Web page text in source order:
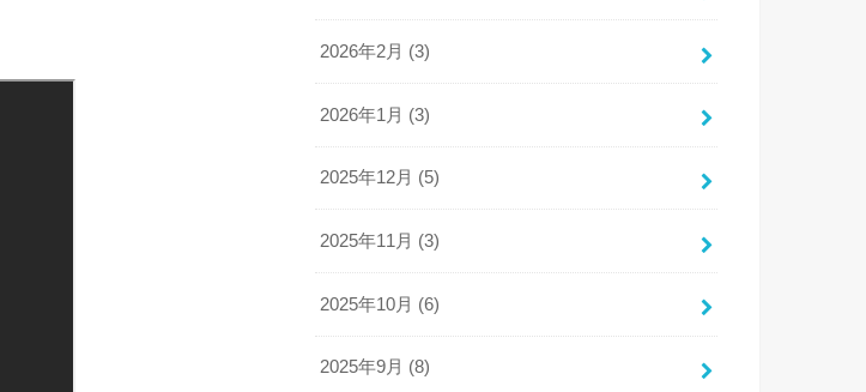
2026年2月 (3)
2026年1月 (3)
2025年12月 (5)
2025年11月 (3)
2025年10月 (6)
2025年9月 (8)